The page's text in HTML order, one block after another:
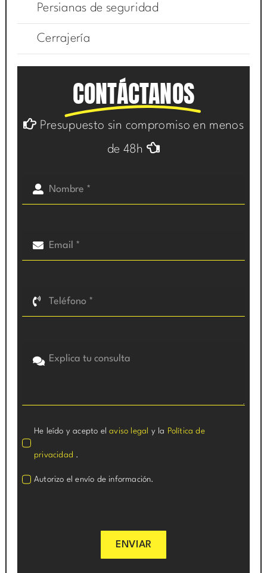
Persianas de seguridad
Cerrajería
CONTÁCTANOS
Presupuesto sin compromiso en menos
de 48h
He leído y acepto elaviso legal y la Política de
privacidad .
Autorizo el envío de información.
ENVIAR